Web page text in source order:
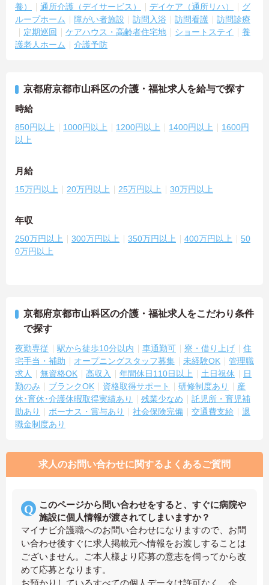
養）
通所介護（デイサービス） デイケア（通所リハ）
グ
ループホーム
障がい者施設 訪問入浴 訪問看護
訪問診療
定期巡回
ケアハウス・高齢者住宅地 ショートステイ
養
護老人ホーム
介護予防
京都府京都市山科区の介護・福祉求人を給与で探す
時給
850円以上 1000円以上 1200円以上 1400円以上
1600円
以上
月給
15万円以上 20万円以上 25万円以上 30万円以上
年収
250万円以上 300万円以上 350万円以上 400万円以上
50
0万円以上
京都府京都市山科区の介護・福祉求人をこだわり条件
で探す
夜勤専従 駅から徒歩10分以内 車通勤可 寮・借り上げ
住
宅手当・補助
オープニングスタッフ募集 未経験OK
管理職
求人
無資格OK 高収入 年間休日110日以上 土日祝休
日
勤のみ
ブランクOK 資格取得サポート 研修制度あり
産
休･育休･介護休暇取得実績あり
残業少なめ
託児所・育児補
助あり
ボーナス・賞与あり 社会保険完備 交通費支給
退
職金制度あり
求人のお問い合わせに関するよくあるご質問
このページから問い合わせをすると、すぐに病院や
施設に個人情報が渡されてしまいますか？
マイナビ介護職へのお問い合わせになりますので、お問
い合わせ後すぐに求人掲載元へ情報をお渡しすることは
ございません。ご本人様より応募の意志を伺ってから改
めて応募となります。